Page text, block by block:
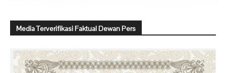
Media Terverifikasi Faktual Dewan Pers